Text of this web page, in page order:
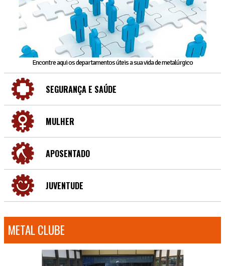
Encontre aqui os departamentos úteis a sua vida de metalúrgico
SEGURANÇA E SAÚDE
MULHER
APOSENTADO
JUVENTUDE
METAL CLUBE